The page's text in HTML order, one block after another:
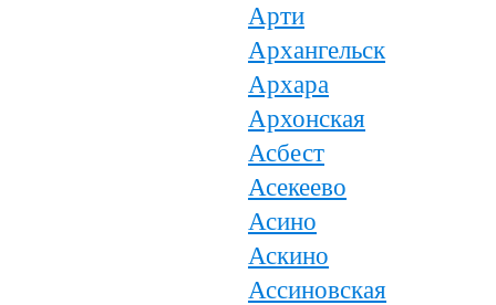
Арти
Архангельск
Архара
Архонская
Асбест
Асекеево
Асино
Аскино
Ассиновская